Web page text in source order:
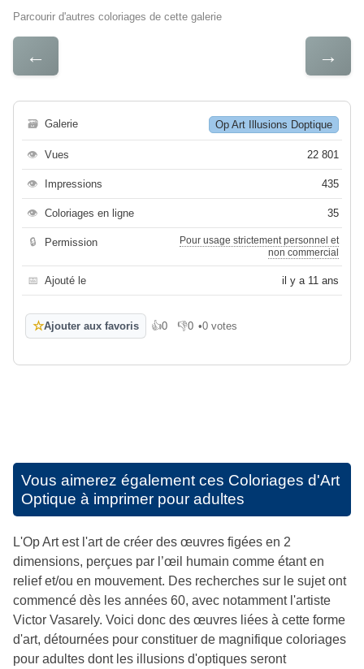
Parcourir d'autres coloriages de cette galerie
← →
🗃 Galerie Op Art Illusions Doptique
👁 Vues 22 801
👁 Impressions 435
👁 Coloriages en ligne 35
🔒 Permission
Pour usage strictement personnel et
non commercial
📅 Ajouté le il y a 11 ans
☆Ajouter aux favoris 👍0
J'aime 👎0
Je n'aime pas
•0 votes
Vous aimerez également ces Coloriages d'Art
Optique à imprimer pour adultes
L'Op Art est l'art de créer des œuvres figées en 2
dimensions, perçues par l’œil humain comme étant en
relief et/ou en mouvement. Des recherches sur le sujet ont
commencé dès les années 60, avec notamment l'artiste
Victor Vasarely. Voici donc des œuvres liées à cette forme
d'art, détournées pour constituer de magnifique coloriages
pour adultes dont les illusions d'optiques seront